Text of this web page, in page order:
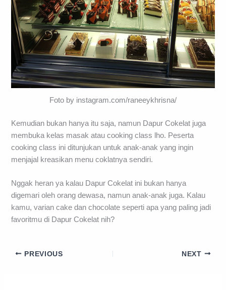
Foto by instagram.com/raneeykhrisna/
Kemudian bukan hanya itu saja, namun Dapur Cokelat juga
membuka kelas masak atau cooking class lho. Peserta
cooking class ini ditunjukan untuk anak-anak yang ingin
menjajal kreasikan menu coklatnya sendiri.
Nggak heran ya kalau Dapur Cokelat ini bukan hanya
digemari oleh orang dewasa, namun anak-anak juga. Kalau
kamu, varian cake dan chocolate seperti apa yang paling jadi
favoritmu di Dapur Cokelat nih?
PREVIOUS NEXT